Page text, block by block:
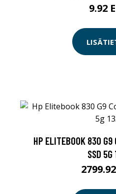
9.92
HP ELITEBOOK 830 G9
SSD